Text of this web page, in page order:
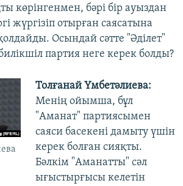
көрінгенмен, бәрі бір ауыздан
жүргізіп отырған саясатына
Осындай сәтте "Әділет"
партия неге керек болды?
Толғанай Үмбетәлиева:
Менің ойымша, бұл
"Аманат" партиясымен
саяси басекені дамыту үшін
керек болған сияқты.
Бәлкім "Аманатты" сәл
ығыстырғысы келетін